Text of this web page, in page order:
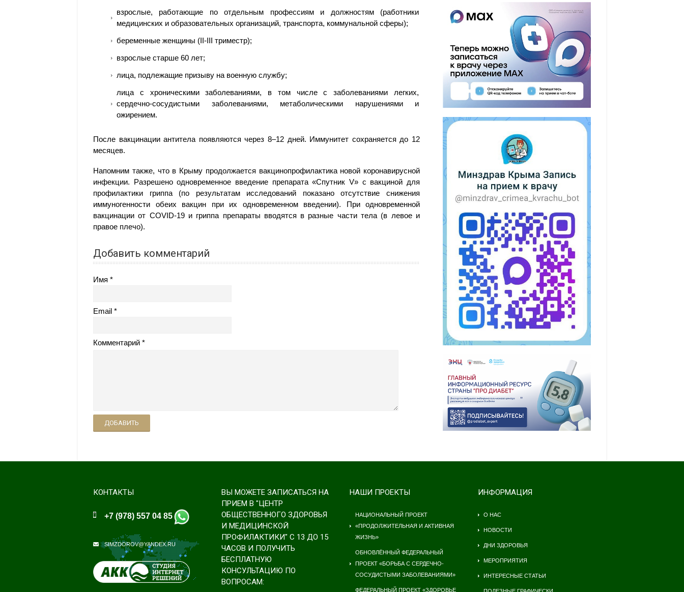
взрослые, работающие по отдельным профессиям и должностям (работники
медицинских и образовательных организаций, транспорта, коммунальной сферы);
беременные женщины (II-III триместр);
взрослые старше 60 лет;
лица, подлежащие призыву на военную службу;
лица с хроническими заболеваниями, в том числе с заболеваниями легких,
сердечно-сосудистыми заболеваниями, метаболическими нарушениями и
ожирением.
После вакцинации антитела появляются через 8–12 дней. Иммунитет сохраняется до 12
месяцев.
Напомним также, что в Крыму продолжается вакцинопрофилактика новой коронавирусной
инфекции. Разрешено одновременное введение препарата «Спутник V» с вакциной для
профилактики гриппа (по результатам исследований показано отсутствие снижения
иммуногенности обеих вакцин при их одновременном введении). При одновременной
вакцинации от COVID-19 и гриппа препараты вводятся в разные части тела (в левое и
правое плечо).
Добавить комментарий
Имя
Email
Комментарий
ДОБАВИТЬ
КОНТАКТЫ
+7 (978) 557 04 85
SIMZDOROV@YANDEX.RU
ВЫ МОЖЕТЕ ЗАПИСАТЬСЯ НА
ПРИЕМ В "ЦЕНТР
ОБЩЕСТВЕННОГО ЗДОРОВЬЯ
И МЕДИЦИНСКОЙ
ПРОФИЛАКТИКИ" С 13 ДО 15
ЧАСОВ И ПОЛУЧИТЬ
БЕСПЛАТНУЮ
КОНСУЛЬТАЦИЮ ПО
ВОПРОСАМ:
НАШИ ПРОЕКТЫ
НАЦИОНАЛЬНЫЙ ПРОЕКТ
«ПРОДОЛЖИТЕЛЬНАЯ И АКТИВНАЯ
ЖИЗНЬ»
ОБНОВЛЁННЫЙ ФЕДЕРАЛЬНЫЙ
ПРОЕКТ «БОРЬБА С СЕРДЕЧНО-
СОСУДИСТЫМИ ЗАБОЛЕВАНИЯМИ»
ФЕДЕРАЛЬНЫЙ ПРОЕКТ «ЗДОРОВЬЕ
ИНФОРМАЦИЯ
О НАС
НОВОСТИ
ДНИ ЗДОРОВЬЯ
МЕРОПРИЯТИЯ
ИНТЕРЕСНЫЕ СТАТЬИ